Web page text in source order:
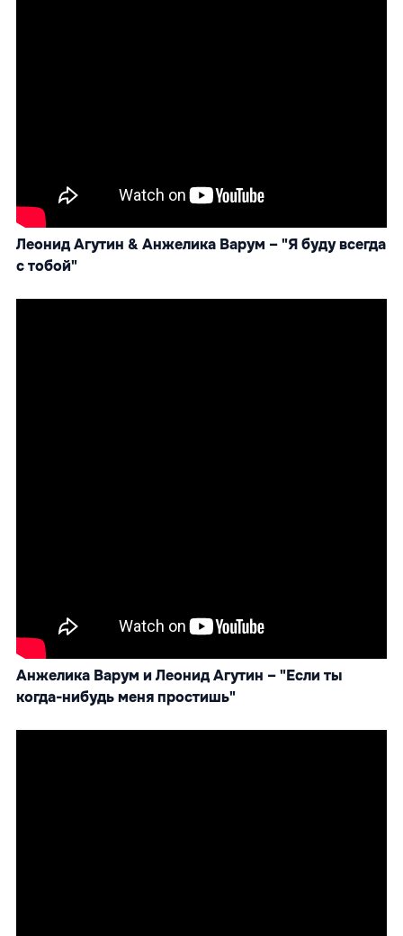
Леонид Агутин & Анжелика Варум – "Я буду всегда
с тобой"
Анжелика Варум и Леонид Агутин – "Если ты
когда-нибудь меня простишь"